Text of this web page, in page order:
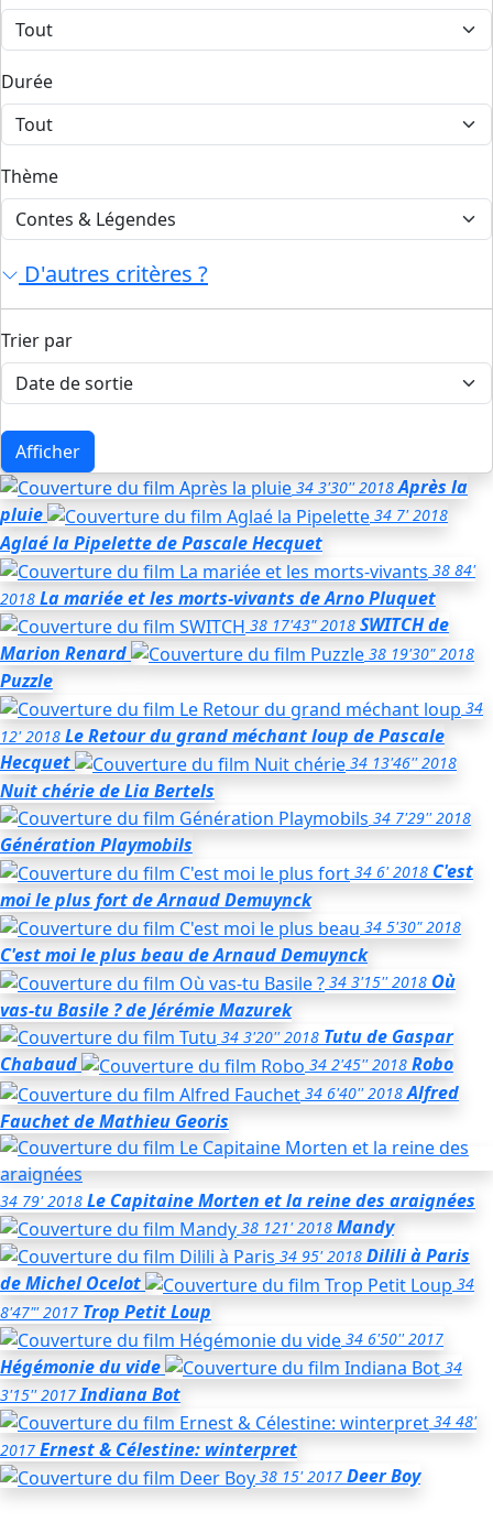
Durée
Thème
D'autres critères ?
Trier par
Afficher
34 3'30'' 2018 Après la
pluie
34 7' 2018
Aglaé la Pipelettede Pascale Hecquet
38 84'
2018 La mariée et les morts-vivants de Arno Pluquet
38 17'43" 2018 SWITCHde
Marion Renard
38 19'30" 2018
Puzzle
34
12' 2018 Le Retour du grand méchant loup de Pascale
Hecquet
34 13'46'' 2018
Nuit chériede Lia Bertels
34 7'29'' 2018
Génération Playmobils
34 6' 2018 C'est
moi le plus fortde Arnaud Demuynck
34 5'30" 2018
C'est moi le plus beaude Arnaud Demuynck
34 3'15'' 2018 Où
vas-tu Basile ?de Jérémie Mazurek
34 3'20'' 2018 Tutude Gaspar
Chabaud
34 2'45'' 2018 Robo
34 6'40'' 2018 Alfred
Fauchetde Mathieu Georis
34 79' 2018 Le Capitaine Morten et la reine des araignées
38 121' 2018 Mandy
34 95' 2018 Dilili à Paris
de Michel Ocelot
34
8'47"' 2017 Trop Petit Loup
34 6'50'' 2017
Hégémonie du vide
34
3'15'' 2017 Indiana Bot
34 48'
2017 Ernest & Célestine: winterpret
38 15' 2017 Deer Boy